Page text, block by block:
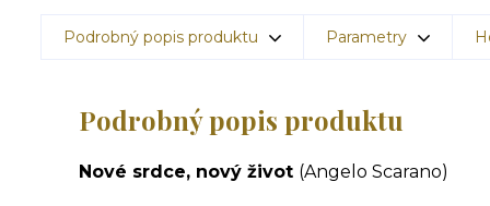
Podrobný popis produktu Parametry
Podrobný popis produktu
Nové srdce, nový život (Angelo Scarano)